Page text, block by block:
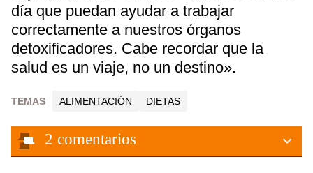
día que puedan ayudar a trabajar
correctamente a nuestros órganos
detoxificadores. Cabe recordar que la
salud es un viaje, no un destino».
TEMAS ALIMENTACIÓN DIETAS
2 comentarios